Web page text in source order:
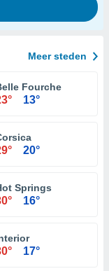
Meer steden
Fourche
13°
20°
Springs
16°
17°